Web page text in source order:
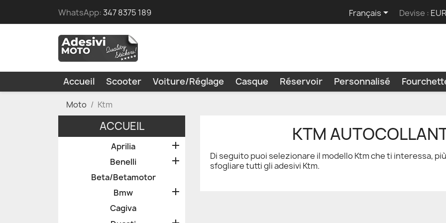
WhatsApp:347 8375 189 Français Devise :
Accueil Scooter Voiture/Réglage Casque Réservoir Personnalisé
Moto Ktm
ACCUEIL
Aprilia 
Benelli 
Beta/Betamotor
Bmw

Cagiva
KTM
Di seguito puoi selezionare il modello Ktm che ti interessa,
sfogliare tutti gli adesivi Ktm.